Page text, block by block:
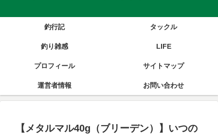
釣行記 タックル
釣り雑感 LIFE
プロフィール サイトマップ
運営者情報 お問い合わせ
【メタルマル40g（ブリーデン）】いつの